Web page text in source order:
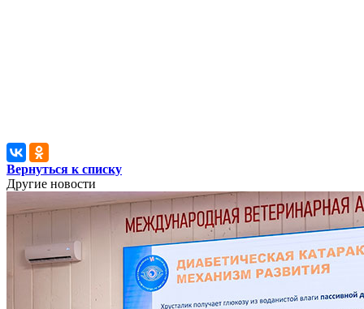
Вернуться к списку
Другие новости